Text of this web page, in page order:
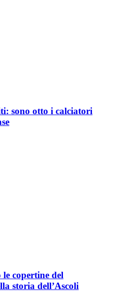
sono otto i calciatori
copertine del
storia dell’Ascoli